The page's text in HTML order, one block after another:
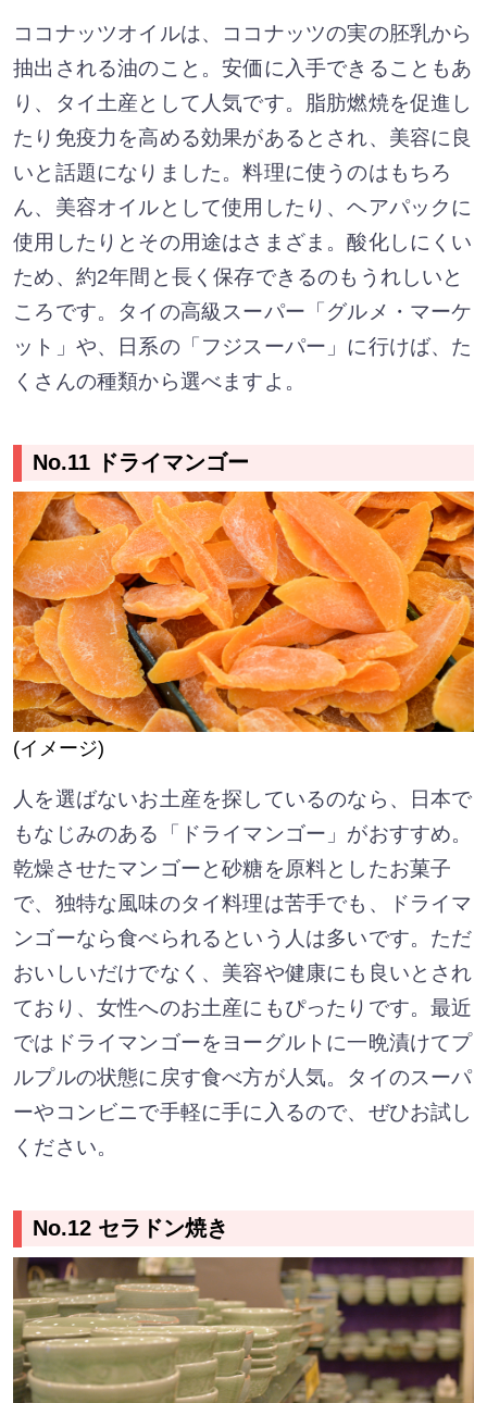
ココナッツオイルは、ココナッツの実の胚乳から
抽出される油のこと。安価に入手できることもあ
り、タイ土産として人気です。脂肪燃焼を促進し
たり免疫力を高める効果があるとされ、美容に良
いと話題になりました。料理に使うのはもちろ
ん、美容オイルとして使用したり、ヘアパックに
使用したりとその用途はさまざま。酸化しにくい
ため、約2年間と長く保存できるのもうれしいと
ころです。タイの高級スーパー「グルメ・マーケ
ット」や、日系の「フジスーパー」に行けば、た
くさんの種類から選べますよ。
No.11 ドライマンゴー
(イメージ)
人を選ばないお土産を探しているのなら、日本で
もなじみのある「ドライマンゴー」がおすすめ。
乾燥させたマンゴーと砂糖を原料としたお菓子
で、独特な風味のタイ料理は苦手でも、ドライマ
ンゴーなら食べられるという人は多いです。ただ
おいしいだけでなく、美容や健康にも良いとされ
ており、女性へのお土産にもぴったりです。最近
ではドライマンゴーをヨーグルトに一晩漬けてプ
ルプルの状態に戻す食べ方が人気。タイのスーパ
ーやコンビニで手軽に手に入るので、ぜひお試し
ください。
No.12 セラドン焼き